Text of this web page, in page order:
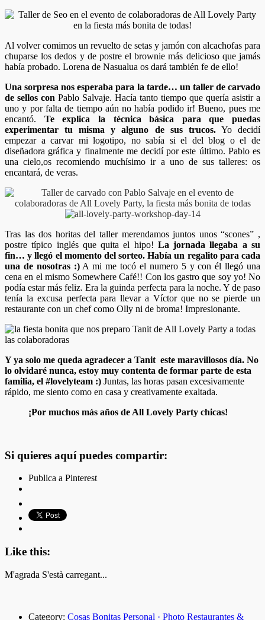
Al volver comimos un revuelto de setas y jamón con alcachofas para
chuparse los dedos y de postre el brownie más delicioso que jamás
había probado. Lorena de Nasualua os dará también fe de ello!
Una sorpresa nos esperaba para la tarde… un taller de carvado
de sellos con Pablo Salvaje. Hacía tanto tiempo que quería asistir a
uno y por falta de tiempo aún no había podido ir! Bueno, pues me
encantó. Te explica la técnica básica para que puedas
experimentar tu misma y alguno de sus trucos.Yo decidí
empezar a carvar mi logotipo, no sabía si el del blog o el de
diseñadora gráfica y finalmente me decidí por este último. Pablo es
una cielo,os recomiendo muchísimo ir a uno de sus talleres: os
encantará, de veras.
Tras las dos horitas del taller merendamos juntos unos “scones” ,
postre típico inglés que quita el hipo! La jornada llegaba a su
fin… y llegó el momento del sorteo. Había un regalito para cada
una de nosotras :)A mi me tocó el numero 5 y con él llegó una
cena en el mismo Somewhere Café!! Con los gastro que soy yo! No
podía estar más feliz. Era la guinda perfecta para la noche. Y de paso
tenía la excusa perfecta para llevar a Víctor que no se pierde un
restaurante con un chef como Olly ni de broma! Impresionante.
Y ya solo me queda agradecer a Tanit este maravillosos día. No
lo olvidaré nunca, estoy muy contenta de formar parte de esta
familia, el #lovelyteam :) Juntas, las horas pasan excesivamente
rápido, me siento como en casa y creativamente exaltada.
¡Por muchos más años de All Lovely Party chicas!
Si quieres aquí puedes compartir:
Publica a Pinterest
Like this:
M'agrada S'està carregant...
Category: Cosas Bonitas Personal · Photo Restaurantes &